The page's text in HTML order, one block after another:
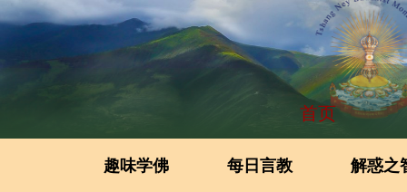
首页
趣味学佛 每日言教 解惑之